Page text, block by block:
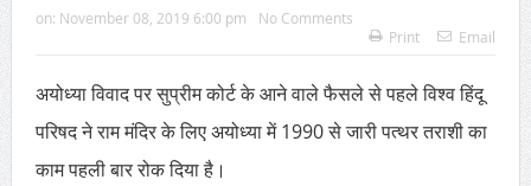
on: November 08, 2019 6:00 pm
No Comments
Print
Email
अयोध्या विवाद पर सुप्रीम कोर्ट के आने वाले फैसले से पहले विश्व हिंदू
परिषद ने राम मंदिर के लिए अयोध्या में 1990 से जारी पत्थर तराशी का
काम पहली बार रोक दिया है।